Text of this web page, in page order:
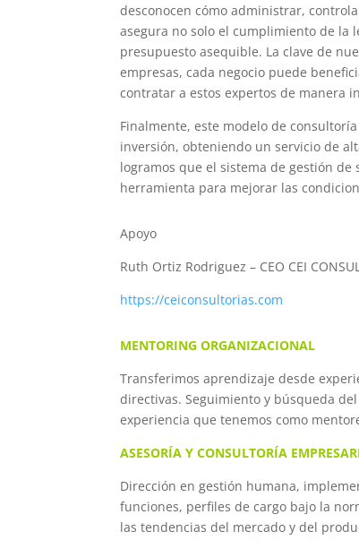
desconocen cómo administrar,
asegura no solo el cumplimiento de la
presupuesto asequible. La clave de
empresas, cada negocio puede
contratar a estos expertos de manera
Finalmente, este modelo de
inversión, obteniendo un servicio de
logramos que el sistema de gestión
herramienta para mejorar las
Apoyo
Ruth Ortiz Rodriguez – CEO CEI
https://ceiconsultorias.com
MENTORING ORGANIZACIONAL
Transferimos aprendizaje desde
directivas. Seguimiento y búsqueda
experiencia que tenemos como
ASESORÍA Y CONSULTORÍA
Dirección en gestión humana,
funciones, perfiles de cargo bajo la
las tendencias del mercado y del